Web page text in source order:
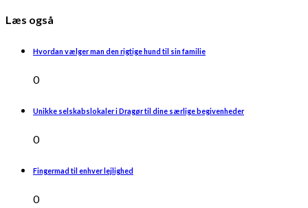
Læs også
Hvordan vælger man den rigtige hund til sin familie
0
Unikke selskabslokaler i Dragør til dine særlige begivenheder
0
Fingermad til enhver lejlighed
0